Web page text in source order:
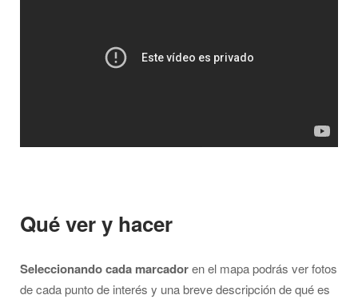
Qué ver y hacer
Seleccionando cada marcadoren el mapa podrás ver fotos
de cada punto de interés y una breve descripción de qué es